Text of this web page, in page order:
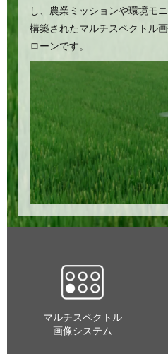
し、農業ミッションや環境モ
構築されたマルチスペクトル
ローンです。
マルチスペクトル
画像システム